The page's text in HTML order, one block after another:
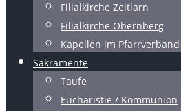
Filialkirche Zeitlarn
Filialkirche Obernberg
Kapellen im Pfarrverband
Sakramente
Taufe
Eucharistie / Kommunion